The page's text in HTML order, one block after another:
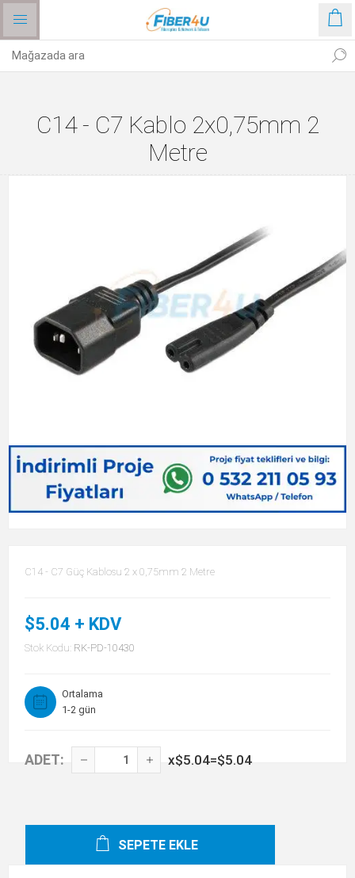
C14 - C7 Kablo 2x0,75mm 2
Metre
C14 - C7 Güç Kablosu 2 x 0,75mm 2 Metre
$5.04 + KDV
Stok Kodu: RK-PD-10430
Ortalama
1-2 gün
ADET: x$5.04=$5.04
SEPETE EKLE